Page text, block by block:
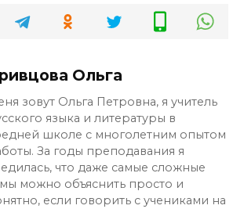
Ольга
зовут Ольга Петровна, я учитель
языка и литературы в
школе с многолетним опытом
За годы преподавания я
что даже самые сложные
можно объяснить просто и
если говорить с учениками на